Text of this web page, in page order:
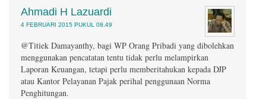
Ahmadi H Lazuardi
4 FEBRUARI 2015 PUKUL 08.49
@Titiek Damayanthy, bagi WP Orang Pribadi yang dibolehkan
menggunakan pencatatan tentu tidak perlu melampirkan
Laporan Keuangan, tetapi perlu memberitahukan kepada DJP
atau Kantor Pelayanan Pajak perihal penggunaan Norma
Penghitungan.